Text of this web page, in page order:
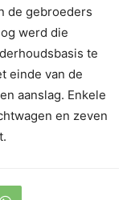
de gebroeders
werd die
te
einde van de
aanslag. Enkele
en zeven